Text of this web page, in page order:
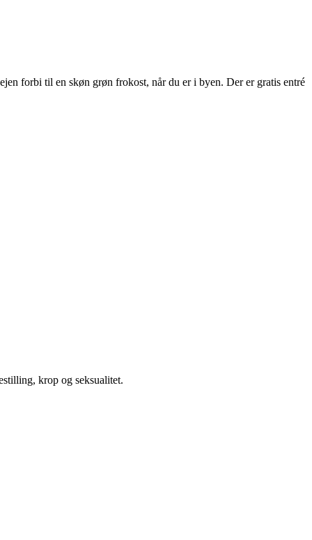
forbi til en skøn grøn frokost, når du er i byen. Der er gratis entré
krop og seksualitet.